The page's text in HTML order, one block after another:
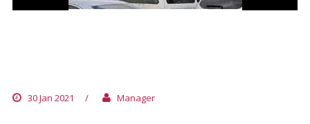
30 Jan 2021 / Manager